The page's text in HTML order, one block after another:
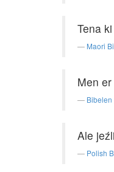
Tena
Maori
Men
Bibelen
Ale
Polish